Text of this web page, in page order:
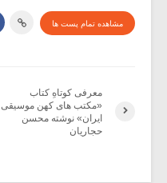
مشاهده تمام پست ها
معرفی کوتاهِ کتاب
«مکتب های کهن موسیقی
ایران» نوشته محسن
حجاریان